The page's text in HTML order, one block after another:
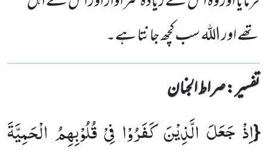
تھے اور اللہ سب کچھ جانتا ہے۔
تفسیر : ‎صراط الجنان
{اِذْ جَعَلَ الَّذِیْنَ كَفَرُوْا فِیْ قُلُوْبِهِمُ الْحَمِیَّةَ